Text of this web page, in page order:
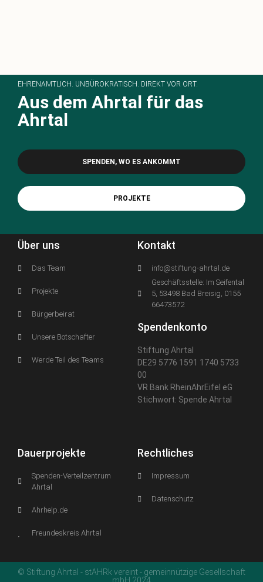
EHRENAMTLICH. UNBÜROKRATISCH. DIREKT VOR ORT.
Aus dem Ahrtal für das
Ahrtal
SPENDEN, WO ES ANKOMMT
PROJEKTE
Über uns
Das Team
Projekte
Bürgerbeirat
Unsere Botschafter
Werde Teil des Teams
Kontakt
info@stiftung-ahrtal.de
Geschäftsstelle: Im Seifental
5, 53498 Bad Breisig, 0155
66473572
Spendenkonto
Stiftung Ahrtal
DE29 5776 1591 1740 5733
00
VR Bank RheinAhrEifel eG
Stichwort: Spende Ahrtal
Dauerprojekte
Spenden-Verteilzentrum
Ahrtal
Ahrhelp.de
Freundeskreis Ahrtal
Rechtliches
Impressum
Datenschutz
© Stiftung Ahrtal - stAHRk vereint - gemeinnützige Gesellschaft